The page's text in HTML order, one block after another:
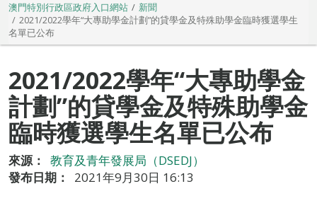
澳門特別行政區政府入口網站
新聞
2021/2022學年“大專助學金計劃”的貸學金及特殊助學金臨時獲選學生
名單已公布
2021/2022學年“大專助學金
計劃”的貸學金及特殊助學金
臨時獲選學生名單已公布
來源：
教育及青年發展局（DSEDJ）
發布日期：
2021年9月30日 16:13